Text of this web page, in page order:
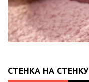
СТЕНКА НА СТЕНКУ